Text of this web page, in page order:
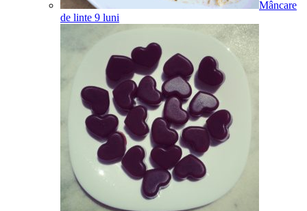
Mâncare
de linte 9 luni